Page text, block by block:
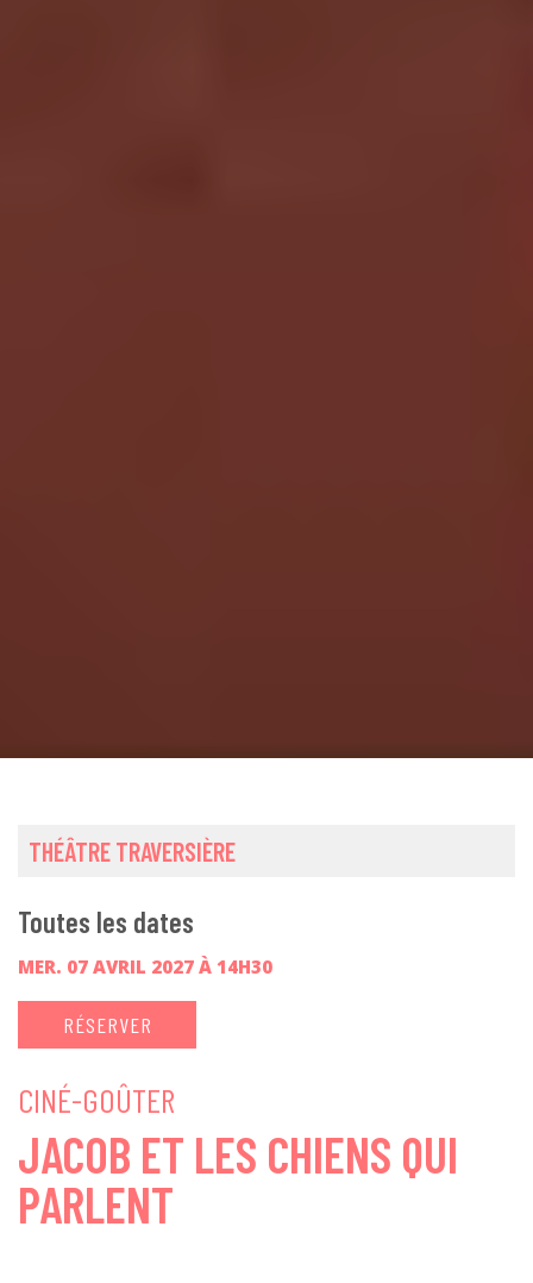
THÉÂTRE TRAVERSIÈRE
Toutes les dates
MER. 07 AVRIL 2027 À 14H30
RÉSERVER
CINÉ-GOÛTER
JACOB ET LES CHIENS QUI
PARLENT